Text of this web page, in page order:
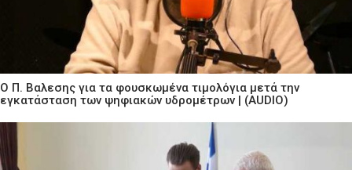
Ο Π. Βαλεσης για τα φουσκωμένα τιμολόγια μετά την
εγκατάσταση των ψηφιακών υδρομέτρων | (AUDIO)